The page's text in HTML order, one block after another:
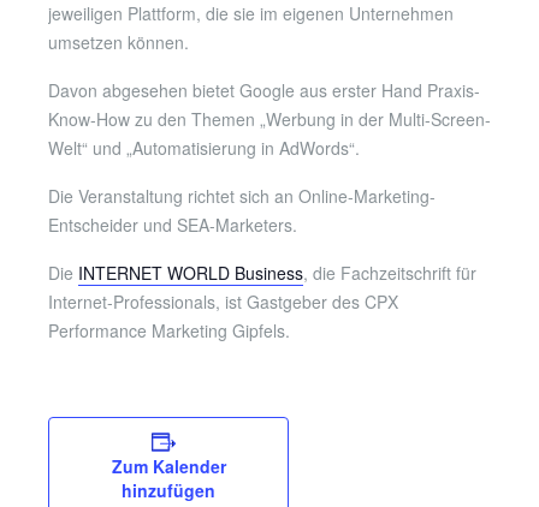
jeweiligen Plattform, die sie im eigenen Unternehmen
umsetzen können.
Davon abgesehen bietet Google aus erster Hand Praxis-
Know-How zu den Themen „Werbung in der Multi-Screen-
Welt“ und „Automatisierung in AdWords“.
Die Veranstaltung richtet sich an Online-Marketing-
Entscheider und SEA-Marketers.
Die INTERNET WORLD Business, die Fachzeitschrift für
Internet-Professionals, ist Gastgeber des CPX
Performance Marketing Gipfels.
Zum Kalender
hinzufügen